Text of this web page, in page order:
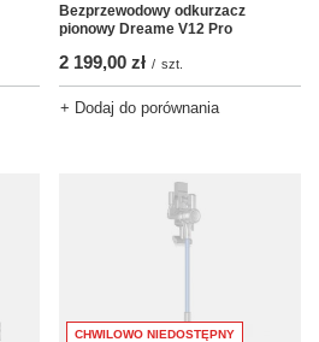
Bezprzewodowy odkurzacz
pionowy Dreame V12 Pro
2 199,00 zł / szt.
+ Dodaj do porównania
CHWILOWO NIEDOSTĘPNY